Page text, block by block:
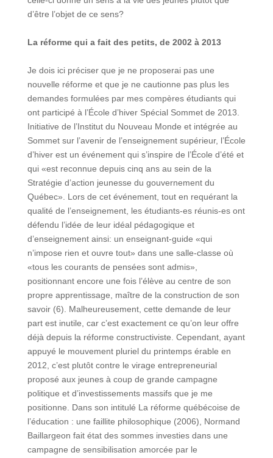
d’être l’objet de ce sens?
La réforme qui a fait des petits, de 2002 à 2013
Je dois ici préciser que je ne proposerai pas une
nouvelle réforme et que je ne cautionne pas plus les
demandes formulées par mes compères étudiants qui
ont participé à l’École d’hiver Spécial Sommet de 2013.
Initiative de l’Institut du Nouveau Monde et intégrée au
Sommet sur l’avenir de l’enseignement supérieur, l’École
d’hiver est un événement qui s’inspire de l’École d’été et
qui «est reconnue depuis cinq ans au sein de la
Stratégie d’action jeunesse du gouvernement du
Québec». Lors de cet événement, tout en requérant la
qualité de l’enseignement, les étudiants-es réunis-es ont
défendu l’idée de leur idéal pédagogique et
d’enseignement ainsi: un enseignant-guide «qui
n’impose rien et ouvre tout» dans une salle-classe où
«tous les courants de pensées sont admis»,
positionnant encore une fois l’élève au centre de son
propre apprentissage, maître de la construction de son
savoir (6). Malheureusement, cette demande de leur
part est inutile, car c’est exactement ce qu’on leur offre
déjà depuis la réforme constructiviste. Cependant, ayant
appuyé le mouvement pluriel du printemps érable en
2012, c’est plutôt contre le virage entrepreneurial
proposé aux jeunes à coup de grande campagne
politique et d’investissements massifs que je me
positionne. Dans son intitulé La réforme québécoise de
l’éducation : une faillite philosophique (2006), Normand
Baillargeon fait état des sommes investies dans une
campagne de sensibilisation amorcée par le